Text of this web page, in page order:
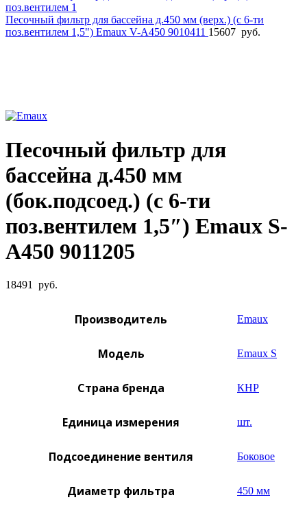
Песочный фильтр для бассейна д.450 мм (верх.) (с 6-ти
поз.вентилем 1,5") Emaux V-A450 9010411 15607 руб.
Песочный фильтр для
бассейна д.450 мм
(бок.подсоед.) (с 6-ти
поз.вентилем 1,5″) Emaux S-
A450 9011205
18491 руб.
Производитель Emaux
Модель Emaux S
Страна бренда КНР
Единица измерения шт.
Подсоединение вентиля Боковое
Диаметр фильтра 450 мм